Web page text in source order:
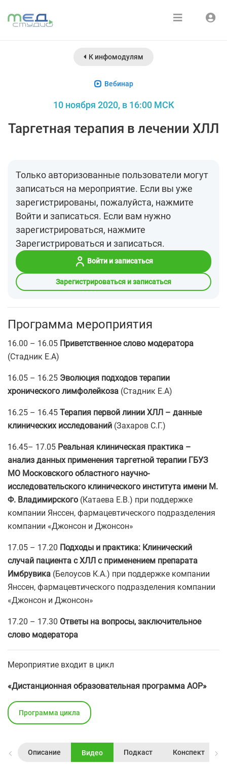
Курсы
Медиатека
Зарегистрироваться
К инфомодулям
Вебинар
10 ноября 2020, в 16:00 МСК
Таргетная терапия в лечении ХЛЛ
Только авторизованные пользователи могут
записаться на мероприятие. Если вы уже
зарегистрированы, пожалуйста, нажмите
Войти и записаться. Если вам нужно
зарегистрироваться, нажмите
Зарегистрироваться и записаться.
Войти и записаться
Зарегистрироваться и записаться
Программа мероприятия
16.00 – 16.05 Приветственное слово модератора
(Стадник Е.А)
16.05 – 16.25 Эволюция подходов терапии
хронического лимфолейкоза (Стадник Е.А)
16.25 – 16.45 Терапия первой линии ХЛЛ – данные
клинических исследований (Захаров С.Г.)
16.45– 17.05 Реальная клиническая практика –
анализ данных применения таргетной терапии ГБУЗ
МО Московского областного научно­
исследовательского клинического института имени М.
Ф. Владимирского (Катаева Е.В.) при поддержке
компании Янссен, фармацевтического подразделения
компании «Джонсон и Джонсон»
17.05 – 17.20 Подходы и практика: Клинический
случай пациента с ХЛЛ с применением препарата
Имбрувика (Белоусов К.А.) при поддержке компании
Янссен, фармацевтического подразделения компании
«Джонсон и Джонсон»
17.20 – 17.30 Ответы на вопросы, заключительное
слово модератора
Мероприятие входит в цикл
«Дистанционная образовательная программа АОР»
Программа цикла
Описание Видео Подкаст Конспект